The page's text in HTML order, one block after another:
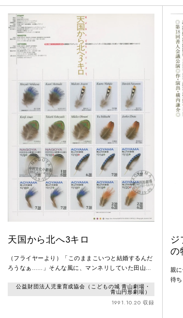
天国から北へ3キロ
（フライヤーより）「このままこいつと結婚するんだ
ろうなぁ……」そんな風に、マンネリしていた田山と
死だった。悲しむでもなく、結構楽しく日常生活を送
る田山をこっそり見守るたま子。そんなたま子を、天
国へ連れて行こうとあの手この手で説得する天使・
公益財団法人児童育成協会（こどもの城 青山劇場・
青山円形劇場）
1991.10.20 収録
の
親
待
が
な